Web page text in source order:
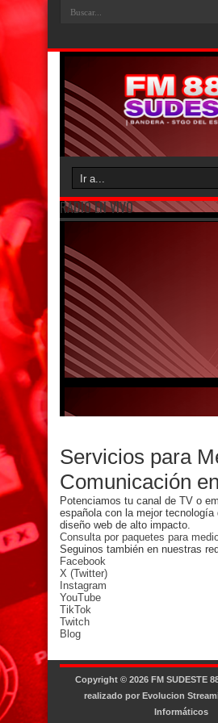
RADIO EN VIVO
Servicios para
Comunicación
Potenciamos tu canal de TV o
española con la mejor tecnología
diseño web de alto impacto.
Consulta por paquetes para
Seguinos también en nuestras
Facebook
X (Twitter)
Instagram
YouTube
TikTok
Twitch
Blog
Copyright © 2026 FM SUDESTE
realizado por Evolucion
Informáticos